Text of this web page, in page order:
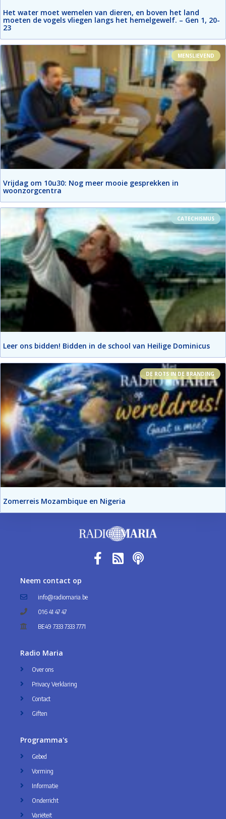
Het water moet wemelen van dieren, en boven het land
moeten de vogels vliegen langs het hemelgewelf. – Gen 1, 20-
23
MENSLIEVEND
Vrijdag om 10u30: Nog meer mooie gesprekken in
woonzorgcentra
CATECHISMUS
Leer ons bidden! Bidden in de school van Heilige Dominicus
DE ROTS IN DE BRANDING
Zomerreis Mozambique en Nigeria
Neem contact op
info@radiomaria.be
016 41 47 47
BE49 7333 7333 7771
Radio Maria
Over ons
Privacy Verklaring
Contact
Giften
Programma's
Gebed
Vorming
Informatie
Onderricht
Variëteit